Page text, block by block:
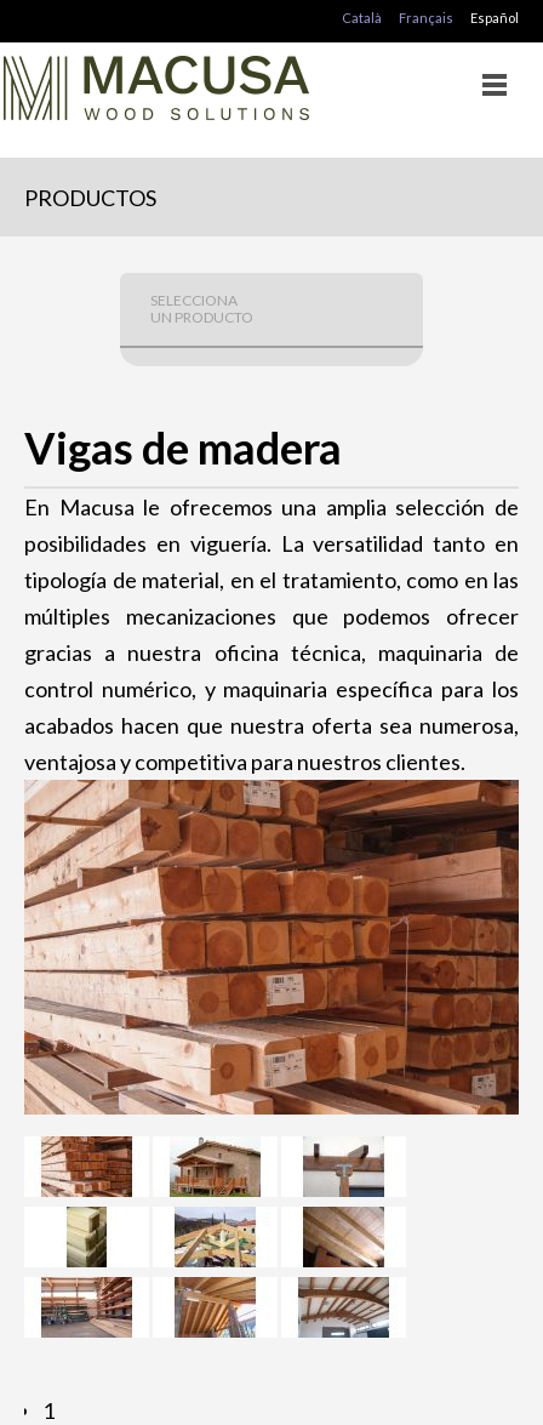
Català Français Español
PRODUCTOS
SELECCIONA
UN PRODUCTO
Viga dúo
Viga maciza
MACHIHEMBRADO
RASTRELES
MADERA DE PINO TRATADA
MADERA TERMOTRATADA
TRAVIESAS ECOLÓGICAS
PANELES Y TABLEROS
Panel sandwich
OSB
Tableros contrachapados
Tableros tricapa
MOBILIARIO EXTERIOR
Vallas de madera
Mesas de madera
Bancos de madera
Jardineras de madera
Papeleras de madera
Mobiliario exterior a medida
TRATAMIENTOS Y ACABADOS DE
LA MADERA
Vigas de madera
En Macusa le ofrecemos una amplia selección de
posibilidades en viguería. La versatilidad tanto en
tipología de material, en el tratamiento, como en las
múltiples mecanizaciones que podemos ofrecer
gracias a nuestra oficina técnica, maquinaria de
control numérico, y maquinaria específica para los
acabados hacen que nuestra oferta sea numerosa,
ventajosa y competitiva para nuestros clientes.
1